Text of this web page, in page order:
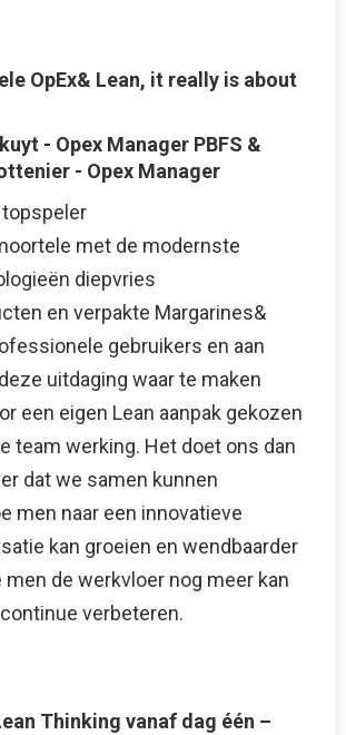
OpEx& Lean, it really is about
- Opex Manager PBFS &
- Opex Manager
met de modernste
diepvries
en verpakte Margarines&
gebruikers en aan
uitdaging waar te maken
een eigen Lean aanpak gekozen
team werking. Het doet ons dan
dat we samen kunnen
men naar een innovatieve
kan groeien en wendbaarder
de werkvloer nog meer kan
verbeteren.
Thinking vanaf dag één –